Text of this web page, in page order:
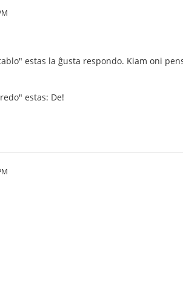
estas la ĝusta respondo. Kiam oni
estas: De!